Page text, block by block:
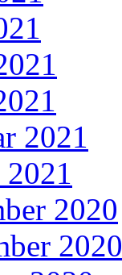
2021
2021
2020
2020